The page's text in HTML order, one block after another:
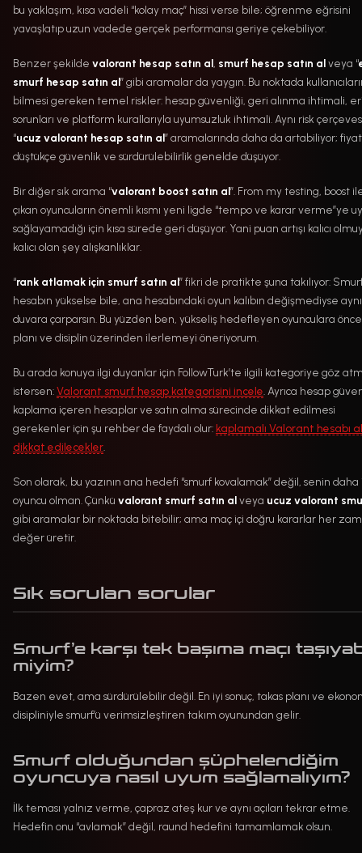
bu yaklaşım, kısa vadeli “kolay maç” hissi verse bile; öğrenme eğrisini
yavaşlatıp uzun vadede gerçek performansı geriye çekebiliyor.
Benzer şekilde valorant hesap satın al smurf hesap satın alveya “
smurf hesap satın al” gibi aramalar da yaygın. Bu noktada
bilmesi gereken temel riskler: hesap güvenliği, geri alınma ihtimali,
sorunları ve platform kurallarıyla uyumsuzluk ihtimali. Aynı risk
“ucuz valorant hesap satın al” aramalarında daha da artabiliyor; fiyat
düştükçe güvenlik ve sürdürülebilirlik genelde düşüyor.
Bir diğer sık arama “valorant boost satın al”. From my testing, boost
çıkan oyuncuların önemli kısmı yeni ligde “tempo ve karar verme”ye
sağlayamadığı için kısa sürede geri düşüyor. Yani puan artışı kalıcı
kalıcı olan şey alışkanlıklar.
“rank atlamak için smurf satın al” fikri de pratikte şuna takılıyor:
hesabın yükselse bile, ana hesabındaki oyun kalıbın değişmediyse aynı
duvara çarparsın. Bu yüzden ben, yükseliş hedefleyen oyunculara
planı ve disiplin üzerinden ilerlemeyi öneriyorum.
Bu arada konuya ilgi duyanlar için FollowTurk’te ilgili kategoriye göz
istersen:Valorant smurf hesap kategorisini incele . Ayrıca hesap
kaplama içeren hesaplar ve satın alma sürecinde dikkat edilmesi
gerekenler için şu rehber de faydalı olur:kaplamalı Valorant hesabı
dikkat edilecekler
Son olarak, bu yazının ana hedefi “smurf kovalamak” değil, senin daha
oyuncu olman. Çünkü valorant smurf satın alveya ucuz valorant
gibi aramalar bir noktada bitebilir; ama maç içi doğru kararlar her
değer üretir.
Sık sorulan sorular
Smurf’e karşı tek başıma maçı
miyim?
Bazen evet, ama sürdürülebilir değil. En iyi sonuç, takas planı ve
disipliniyle smurf’ü verimsizleştiren takım oyunundan gelir.
Smurf olduğundan şüphelendiğim
oyuncuya nasıl uyum sağlamalıyım?
İlk teması yalnız verme, çapraz ateş kur ve aynı açıları tekrar etme.
Hedefin onu “avlamak” değil, raund hedefini tamamlamak olsun.